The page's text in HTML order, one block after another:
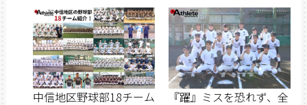
中信地区野球部18チーム
『躍』ミスを恐れず、全